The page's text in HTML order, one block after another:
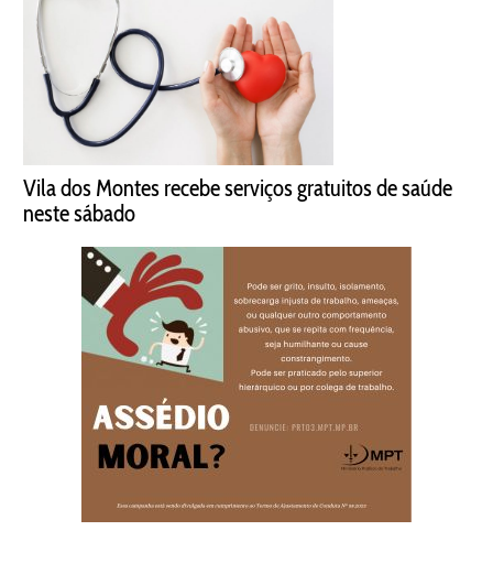
Vila dos Montes recebe serviços gratuitos de saúde
neste sábado